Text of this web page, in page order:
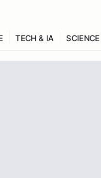
TECH & IA SCIENCE